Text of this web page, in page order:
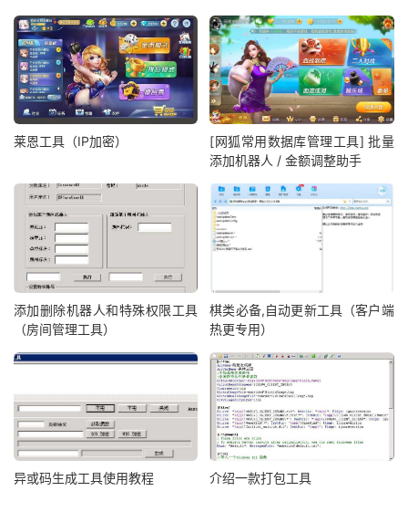
莱恩工具（IP加密）
[网狐常用数据库管理工具] 批量
添加机器人 / 金额调整助手
添加删除机器人和特殊权限工具
（房间管理工具）
棋类必备,自动更新工具（客户端
热更专用）
异或码生成工具使用教程 介绍一款打包工具